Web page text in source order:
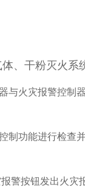
、干粉灭火系
与火灾报警控制
制功能进行检查
警按钮发出火灾